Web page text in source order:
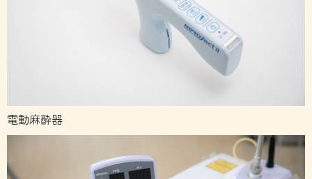
電動麻酔器